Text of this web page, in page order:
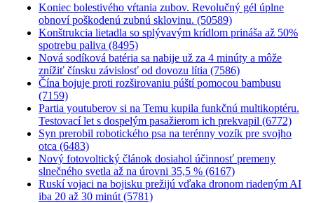
Koniec bolestivého vŕtania zubov. Revolučný gél úplne
obnoví poškodenú zubnú sklovinu. (50589)
Konštrukcia lietadla so splývavým krídlom prináša až 50%
spotrebu paliva (8495)
Nová sodíková batéria sa nabije už za 4 minúty a môže
znížiť čínsku závislosť od dovozu lítia (7586)
Čína bojuje proti rozširovaniu púští pomocou bambusu
(7159)
Partia youtuberov si na Temu kupila funkčnú multikoptéru.
Testovací let s dospelým pasažierom ich prekvapil (6772)
Syn prerobil robotického psa na terénny vozík pre svojho
otca (6483)
Nový fotovoltický článok dosiahol účinnosť premeny
slnečného svetla až na úrovni 35,5 % (6167)
Ruskí vojaci na bojisku prežijú vďaka dronom riadeným AI
iba 20 až 30 minút (5781)